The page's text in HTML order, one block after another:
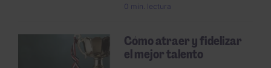
0 min. lectura
Cómo atraer y fidelizar
el mejor talento